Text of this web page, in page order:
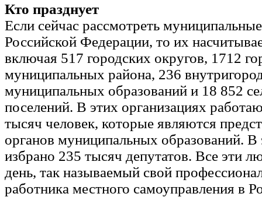
Кто празднует
Если сейчас рассмотреть
Российской Федерации, то их
включая 517 городских округов, 1712
муниципальных района, 236
муниципальных образований и 18 852
поселений. В этих организациях
тысяч человек, которые являются
органов муниципальных образований. В
избрано 235 тысяч депутатов. Все эти
день, так называемый свой
работника местного самоуправления в